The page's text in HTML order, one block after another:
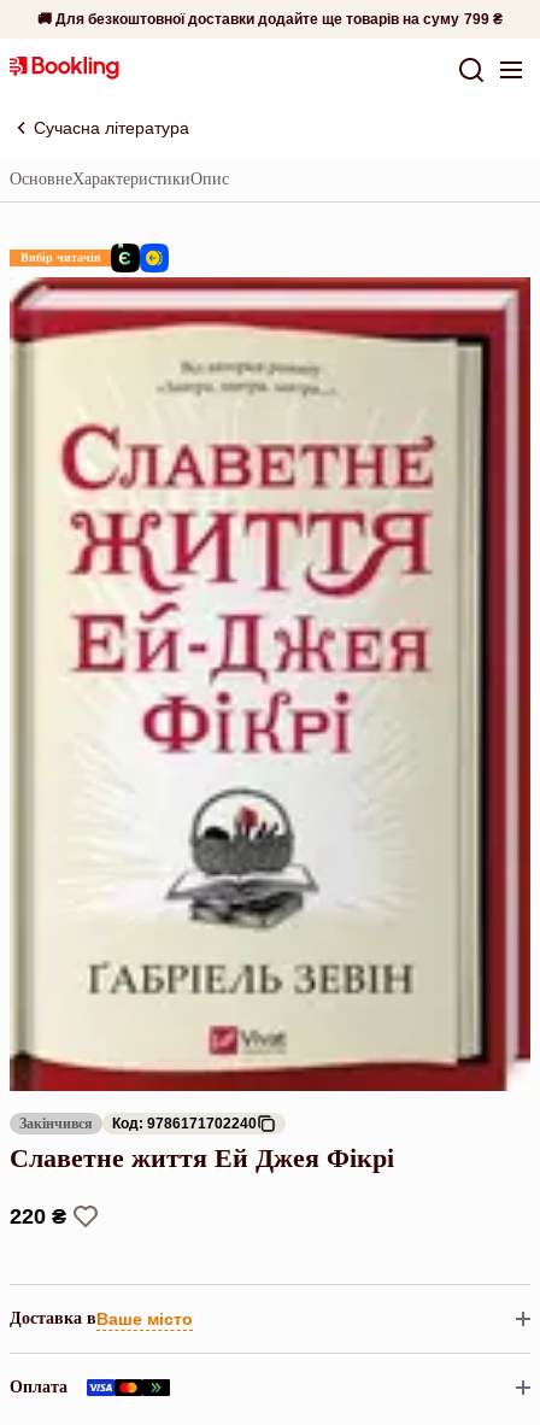
🚚 Для безкоштовної доставки додайте ще товарів на суму 799 ₴
Сучасна література
ОсновнеХарактеристикиОпис
Вибір читачів
Закінчився Код: 9786171702240
Славетне життя Ей Джея Фікрі
220 ₴
Доставка вВаше місто
Оплата